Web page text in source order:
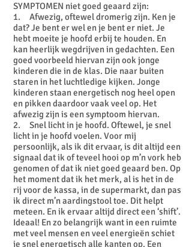
SYMPTOMEN niet goed geaard zijn:
1. Afwezig, oftewel dromerig zijn. Ken je
dat? Je bent er wel en je bent er niet. Je
hebt moeite je hoofd erbij te houden. En
kan heerlijk wegdrijven in gedachten. Een
goed voorbeeld hiervan zijn ook jonge
kinderen die in de klas. Die naar buiten
staren in het luchtledige kijken. Jonge
kinderen staan energetisch nog heel open
en pikken daardoor vaak veel op. Het
afwezig zijn is een symptoom hiervan.
2. Snel licht in je hoofd. Oftewel, je snel
licht in je hoofd voelen. Voor mij
persoonlijk, als ik dit ervaar, is dit altijd een
signaal dat ik of teveel hooi op m’n vork heb
genomen of dat ik niet goed geaard ben. Op
het moment dat ik het merk, al is het in de
rij voor de kassa, in de supermarkt, dan pas
ik direct m’n aardingstool toe. Dit helpt
meteen. En ik ervaar altijd direct een ‘shift’.
Ideaal! En zo belangrijk want in een ruimte
met veel mensen en veel energieën schiet
je snel energetisch alle kanten op. Een